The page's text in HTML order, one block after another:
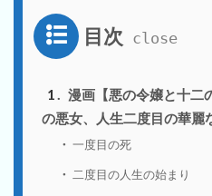
目次
1
漫画【悪の令嬢と十二
の悪女、人生二度目の華麗
一度目の死
二度目の人生の始まり